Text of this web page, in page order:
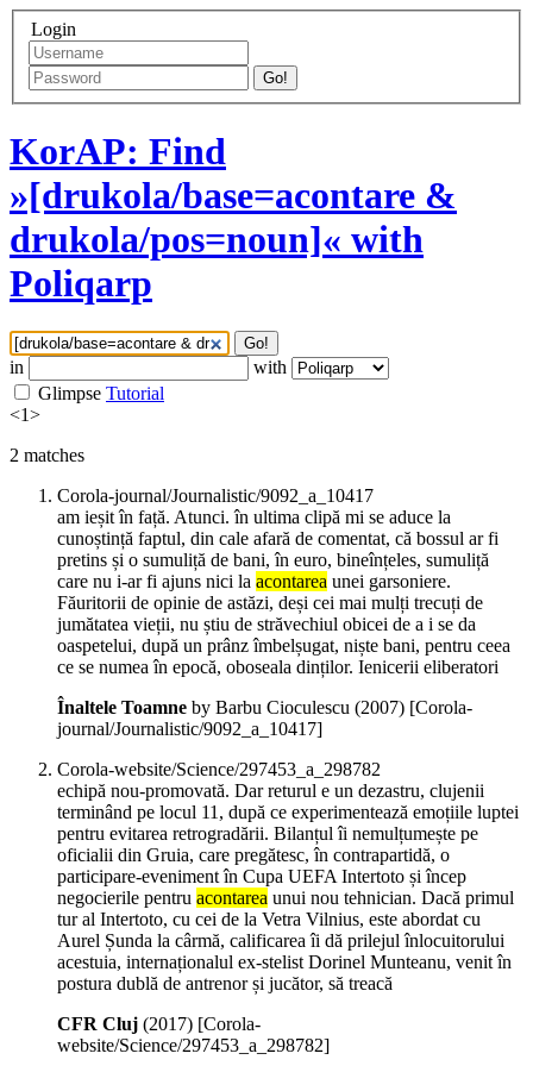
Login
Go!
KorAP: Find
»[drukola/base=acontare &
drukola/pos=noun]« with
Poliqarp
Go!
in
with
Glimpse Tutorial
<1>
2 matches
Corola-journal/Journalistic/9092_a_10417
am ieșit în față. Atunci. în ultima clipă mi se aduce la
cunoștință faptul, din cale afară de comentat, că bossul ar fi
pretins și o sumuliță de bani, în euro, bineînțeles, sumuliță
care nu i-ar fi ajuns nici la acontarea unei garsoniere.
Făuritorii de opinie de astăzi, deși cei mai mulți trecuți de
jumătatea vieții, nu știu de străvechiul obicei de a i se da
oaspetelui, după un prânz îmbelșugat, niște bani, pentru ceea
ce se numea în epocă, oboseala dinților. Ienicerii eliberatori
Înaltele Toamne by Barbu Cioculescu (2007) [Corola-
journal/Journalistic/9092_a_10417]
Corola-website/Science/297453_a_298782
echipă nou-promovată. Dar returul e un dezastru, clujenii
terminând pe locul 11, după ce experimentează emoțiile luptei
pentru evitarea retrogradării. Bilanțul îi nemulțumește pe
oficialii din Gruia, care pregătesc, în contrapartidă, o
participare-eveniment în Cupa UEFA Intertoto și încep
negocierile pentru acontarea unui nou tehnician. Dacă primul
tur al Intertoto, cu cei de la Vetra Vilnius, este abordat cu
Aurel Șunda la cârmă, calificarea îi dă prilejul înlocuitorului
acestuia, internaționalul ex-stelist Dorinel Munteanu, venit în
postura dublă de antrenor și jucător, să treacă
CFR Cluj (2017) [Corola-
website/Science/297453_a_298782]